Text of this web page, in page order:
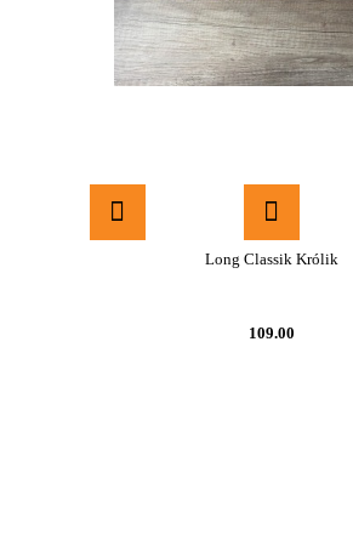
Long Classik Królik
109.00